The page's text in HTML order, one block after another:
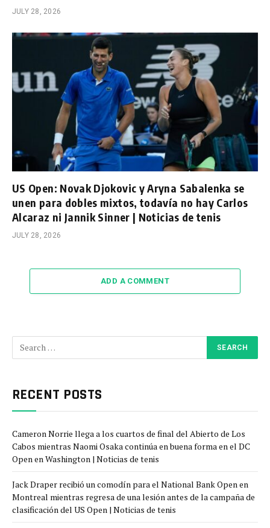
JULY 28, 2026
US Open: Novak Djokovic y Aryna Sabalenka se
unen para dobles mixtos, todavía no hay Carlos
Alcaraz ni Jannik Sinner | Noticias de tenis
JULY 28, 2026
ADD A COMMENT
RECENT POSTS
Cameron Norrie llega a los cuartos de final del Abierto de Los
Cabos mientras Naomi Osaka continúa en buena forma en el DC
Open en Washington | Noticias de tenis
Jack Draper recibió un comodín para el National Bank Open en
Montreal mientras regresa de una lesión antes de la campaña de
clasificación del US Open | Noticias de tenis